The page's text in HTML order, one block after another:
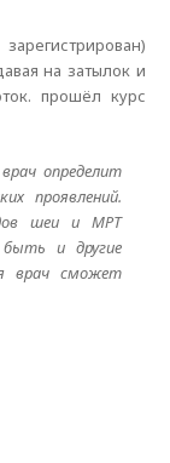
на затылок и
прошёл курс
определит
проявлений.
шеи и МРТ
и другие
врач сможет